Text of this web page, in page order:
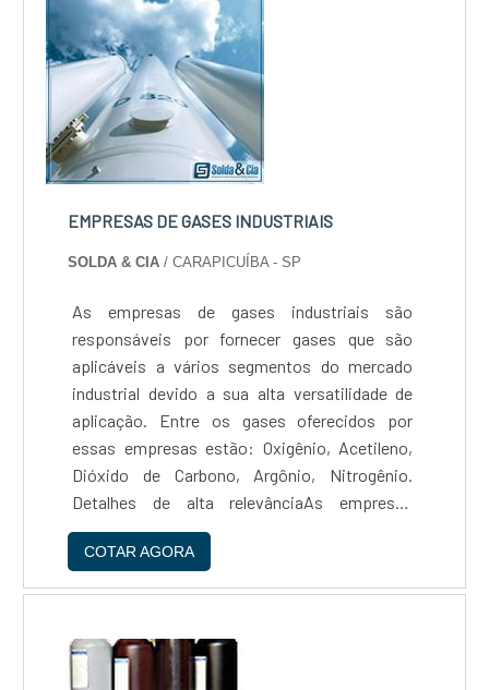
EMPRESAS DE GASES INDUSTRIAIS
SOLDA & CIA/ CARAPICUÍBA - SP
As empresas de gases industriais são
responsáveis por fornecer gases que são
aplicáveis a vários segmentos do mercado
industrial devido a sua alta versatilidade de
aplicação. Entre os gases oferecidos por
essas empresas estão: Oxigênio, Acetileno,
Dióxido de Carbono, Argônio, Nitrogênio.
Detalhes de alta relevânciaAs empresas
fornecedoras em geral são contratadas por
metalúrgicas, centros automotivos, setores
agrícolas, setores químicos...
COTAR AGORA